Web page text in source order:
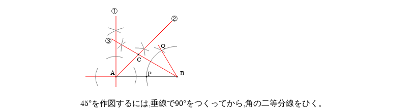
A B
C
①
②
P
Q
③
45°を作図するには,垂線で90°をつくってから,角の二等分線をひく。